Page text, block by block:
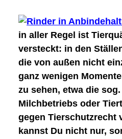
in aller Regel ist
versteckt: in den
die von außen nicht
ganz wenigen
zu sehen, etwa die sog.
Milchbetriebs oder
gegen Tierschutzrecht
kannst Du nicht nur,